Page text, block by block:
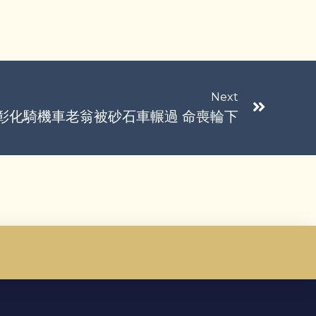
Next
化騎機車老翁被砂石車輾過 命喪輪下